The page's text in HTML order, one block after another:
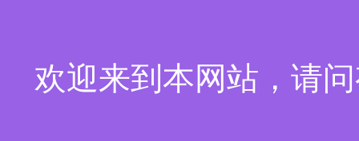
欢迎来到本网站，请